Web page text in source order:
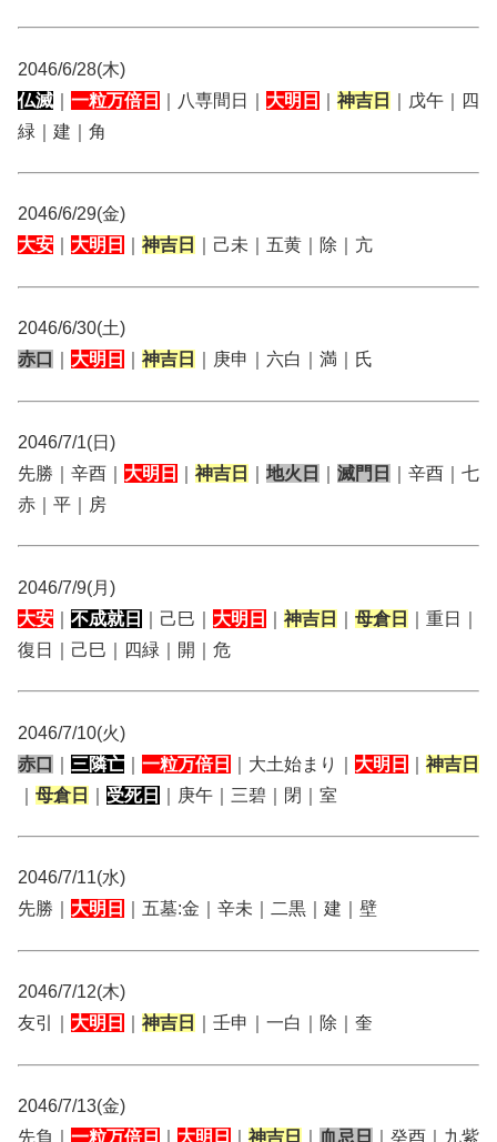
2046/6/28(木)
仏滅
一粒万倍日 ｜八専間日｜ 大明日 神吉日
｜戊午｜四
緑｜建｜角
2046/6/29(金)
大安
大明日 神吉日 ｜己未｜五黄｜除｜亢
2046/6/30(土)
赤口
大明日 神吉日 ｜庚申｜六白｜満｜氏
2046/7/1(日)
先勝｜辛酉｜ 大明日 神吉日 地火日 滅門日
｜辛酉｜七
赤｜平｜房
2046/7/9(月)
大安
不成就日 ｜己巳｜ 大明日 神吉日 母倉日
｜重日｜
復日｜己巳｜四緑｜開｜危
2046/7/10(火)
赤口
三隣亡 一粒万倍日 ｜大土始まり｜ 大明日
神吉日
母倉日 受死日 ｜庚午｜三碧｜閉｜室
2046/7/11(水)
先勝｜ 大明日 ｜五墓:金｜辛未｜二黒｜建｜壁
2046/7/12(木)
友引｜ 大明日 神吉日 ｜壬申｜一白｜除｜奎
2046/7/13(金)
先負｜ 一粒万倍日 大明日 神吉日 血忌日
｜癸酉｜九紫